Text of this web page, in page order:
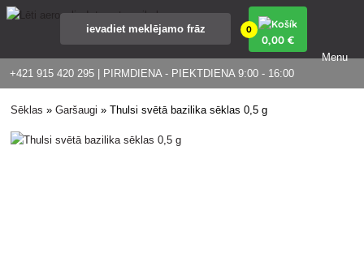
+421 915 420 295 | PIRMDIENA - PIEKTDIENA 9:00 - 16:00
0
0,00 €
Menu
Sēklas »Garšaugi »Thulsi svētā bazilika sēklas 0,5 g